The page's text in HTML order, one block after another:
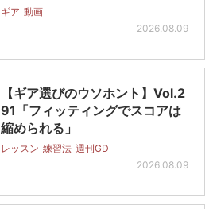
ギア 動画
2026.08.09
【ギア選びのウソホント】Vol.2
91「フィッティングでスコアは
縮められる」
レッスン 練習法 週刊GD
2026.08.09